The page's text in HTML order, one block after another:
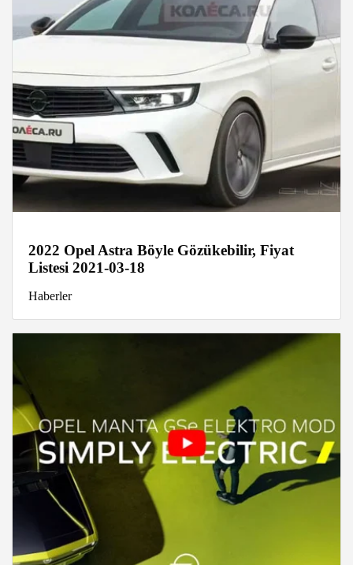
2022 Opel Astra Böyle Gözükebilir, Fiyat
Listesi 2021-03-18
Haberler